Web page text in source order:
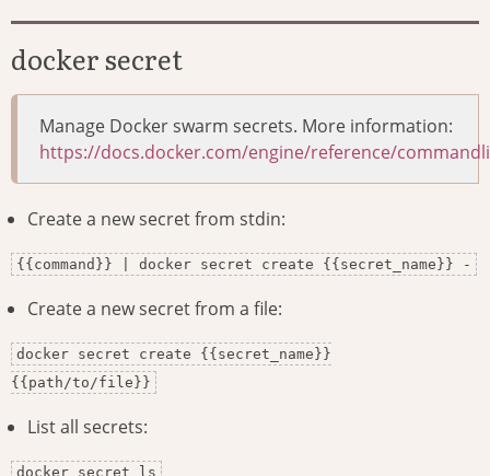
docker secret
Manage Docker swarm secrets. More information:
https://docs.docker.com/engine/reference/
Create a new secret from stdin:
{{command}} | docker secret create {{secret_name}} -
Create a new secret from a file:
docker secret create {{secret_name}}
{{path/to/file}}
List all secrets:
docker secret ls